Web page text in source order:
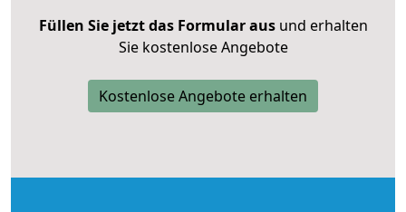
Füllen Sie jetzt das Formular ausund erhalten
Sie kostenlose Angebote
Kostenlose Angebote erhalten